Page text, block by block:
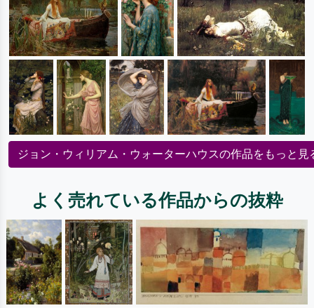
ジョン・ウィリアム・ウォーターハウスの作品をもっと見
よく売れている作品からの抜粋